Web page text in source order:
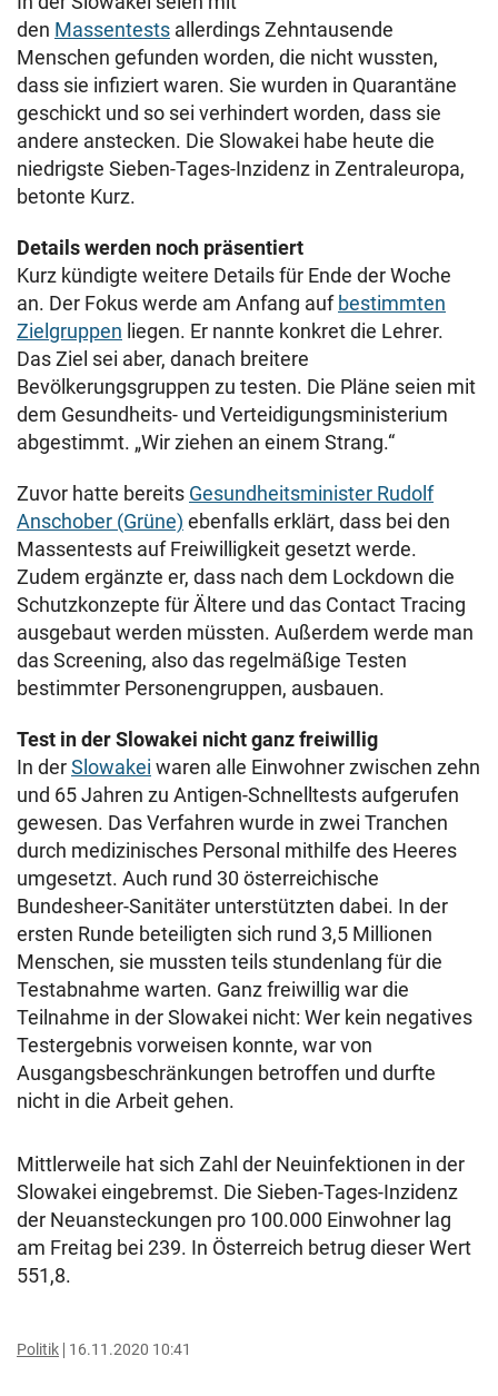
den Massentests allerdings Zehntausende
Menschen gefunden worden, die nicht wussten,
dass sie infiziert waren. Sie wurden in Quarantäne
geschickt und so sei verhindert worden, dass sie
andere anstecken. Die Slowakei habe heute die
niedrigste Sieben-Tages-Inzidenz in Zentraleuropa,
betonte Kurz.
Details werden noch präsentiert
Kurz kündigte weitere Details für Ende der Woche
an. Der Fokus werde am Anfang auf bestimmten
Zielgruppen liegen. Er nannte konkret die Lehrer.
Das Ziel sei aber, danach breitere
Bevölkerungsgruppen zu testen. Die Pläne seien mit
dem Gesundheits- und Verteidigungsministerium
abgestimmt. „Wir ziehen an einem Strang.“
Zuvor hatte bereits Gesundheitsminister Rudolf
Anschober (Grüne) ebenfalls erklärt, dass bei den
Massentests auf Freiwilligkeit gesetzt werde.
Zudem ergänzte er, dass nach dem Lockdown die
Schutzkonzepte für Ältere und das Contact Tracing
ausgebaut werden müssten. Außerdem werde man
das Screening, also das regelmäßige Testen
bestimmter Personengruppen, ausbauen.
Test in der Slowakei nicht ganz freiwillig
In derSlowakei waren alle Einwohner zwischen zehn
und 65 Jahren zu Antigen-Schnelltests aufgerufen
gewesen. Das Verfahren wurde in zwei Tranchen
durch medizinisches Personal mithilfe des Heeres
umgesetzt. Auch rund 30 österreichische
Bundesheer-Sanitäter unterstützten dabei. In der
ersten Runde beteiligten sich rund 3,5 Millionen
Menschen, sie mussten teils stundenlang für die
Testabnahme warten. Ganz freiwillig war die
Teilnahme in der Slowakei nicht: Wer kein negatives
Testergebnis vorweisen konnte, war von
Ausgangsbeschränkungen betroffen und durfte
nicht in die Arbeit gehen.
Mittlerweile hat sich Zahl der Neuinfektionen in der
Slowakei eingebremst. Die Sieben-Tages-Inzidenz
der Neuansteckungen pro 100.000 Einwohner lag
am Freitag bei 239. In Österreich betrug dieser Wert
551,8.
Politik 16.11.2020 10:41